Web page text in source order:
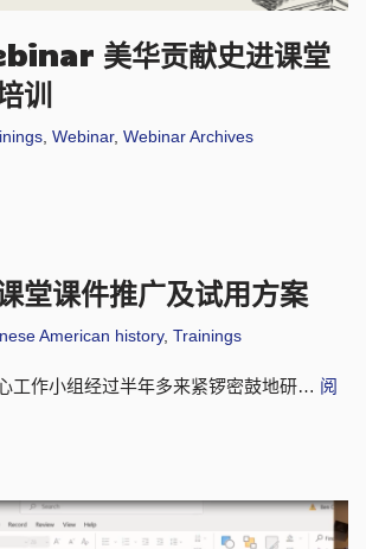
美华贡献史进课堂
训
Webinar, Webinar Archives
堂课件推广及试用方案
American history, Trainings
工作小组经过半年多来紧锣密鼓地研… 阅